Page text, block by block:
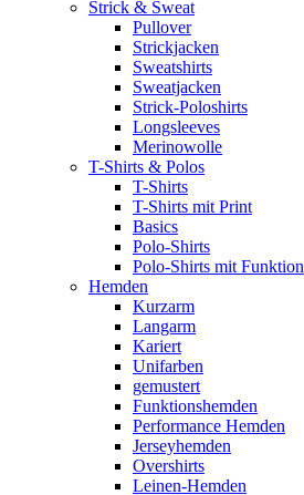
Strick & Sweat
Pullover
Strickjacken
Sweatshirts
Sweatjacken
Strick-Poloshirts
Longsleeves
Merinowolle
T-Shirts & Polos
T-Shirts
T-Shirts mit Print
Basics
Polo-Shirts
Polo-Shirts mit Funktion
Hemden
Kurzarm
Langarm
Kariert
Unifarben
gemustert
Funktionshemden
Performance Hemden
Jerseyhemden
Overshirts
Leinen-Hemden